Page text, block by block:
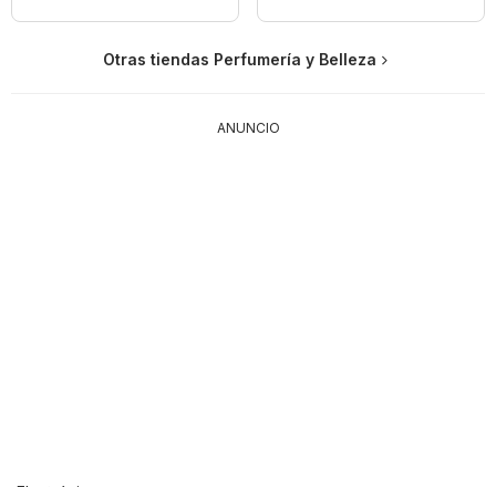
Otras tiendas Perfumería y Belleza
ANUNCIO